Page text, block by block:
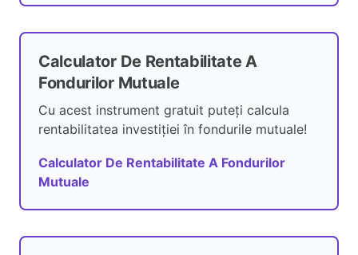
Calculator De Rentabilitate A
Fondurilor Mutuale
Cu acest instrument gratuit puteți calcula
rentabilitatea investiției în fondurile mutuale!
Calculator De Rentabilitate A Fondurilor
Mutuale